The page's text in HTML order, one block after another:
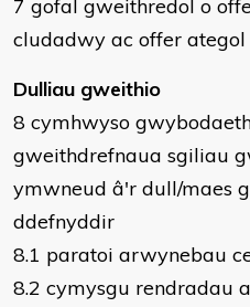
7 gofal gweithredol o
cludadwy ac offer ategol
Dulliau gweithio
8 cymhwyso
gweithdrefnaua sgiliau
ymwneud â'r dull/maes
ddefnyddir
8.1 paratoi arwynebau
8.2 cymysgu rendradau